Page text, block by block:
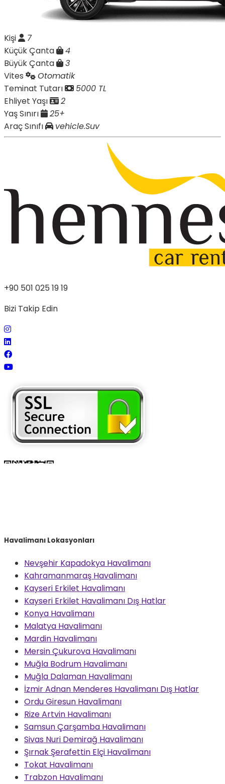
Kişi
7
Küçük Çanta
4
Büyük Çanta
3
Vites
Otomatik
Teminat Tutarı
5000 TL
Ehliyet Yaşı
2
Yaş Sınırı
25+
Araç Sınıfı
vehicle.Suv
+90 501 025 19 19
Bizi Takip Edin
Havalimanı Lokasyonları
Nevşehir Kapadokya Havalimanı
Kahramanmaraş Havalimanı
Kayseri Erkilet Havalimanı
Kayseri Erkilet Havalimanı Dış Hatlar
Konya Havalimanı
Malatya Havalimanı
Mardin Havalimanı
Mersin Çukurova Havalimanı
Muğla Bodrum Havalimanı
Muğla Dalaman Havalimanı
İzmir Adnan Menderes Havalimanı Dış Hatlar
Ordu Giresun Havalimanı
Rize Artvin Havalimanı
Samsun Çarşamba Havalimanı
Sivas Nuri Demirağ Havalimanı
Şırnak Şerafettin Elçi Havalimanı
Tokat Havalimanı
Trabzon Havalimanı